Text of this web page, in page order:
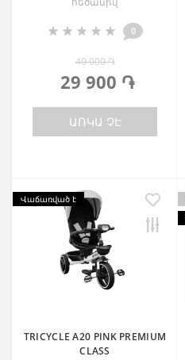
0
40 000 ֏
29 900 ֏
ԱՌԿԱ ՉԷ
Վաճառված է
TRICYCLE A20 PINK PREMIUM
CLASS